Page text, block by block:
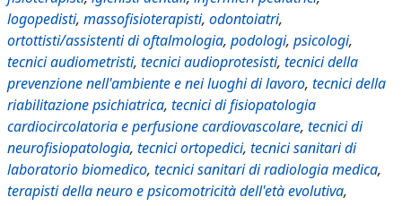
logopedisti, massofisioterapisti, odontoiatri,
ortottisti/assistenti di oftalmologia, podologi, psicologi,
tecnici audiometristi, tecnici audioprotesisti, tecnici della
prevenzione nell'ambiente e nei luoghi di lavoro, tecnici della
riabilitazione psichiatrica, tecnici di fisiopatologia
cardiocircolatoria e perfusione cardiovascolare, tecnici di
neurofisiopatologia, tecnici ortopedici, tecnici sanitari di
laboratorio biomedico, tecnici sanitari di radiologia medica,
terapisti della neuro e psicomotricità dell'età evolutiva,